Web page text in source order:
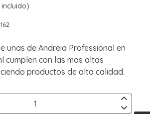
incluido)
unas de Andreia Professional en
cumplen con las mas altas
productos de alta calidad.